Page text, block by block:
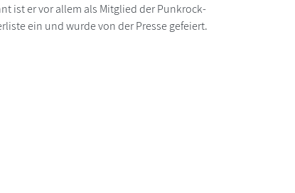
ist er vor allem als Mitglied der Punkrock-
ein und wurde von der Presse gefeiert.